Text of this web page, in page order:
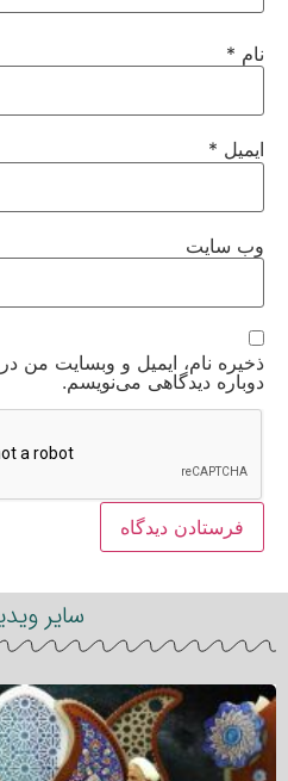
نام *
ایمیل *
وب‌ سایت
ذخیره نام، ایمیل و وبسایت من
دوباره دیدگاهی می‌نویسم.
سایر